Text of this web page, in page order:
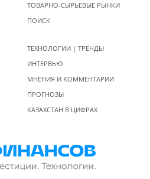
ТОВАРНО-СЫРЬЕВЫЕ РЫНКИ
ПОИСК
ТЕХНОЛОГИИ | ТРЕНДЫ
ИНТЕРВЬЮ
МНЕНИЯ И КОММЕНТАРИИ
ПРОГНОЗЫ
КАЗАХСТАН В ЦИФРАХ